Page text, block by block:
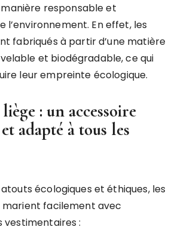
responsable et
l’environnement. En effet, les
fabriqués à partir d’une matière
et biodégradable, ce qui
leur empreinte écologique.
liège : un accessoire
adapté à tous les
écologiques et éthiques, les
marient facilement avec
: